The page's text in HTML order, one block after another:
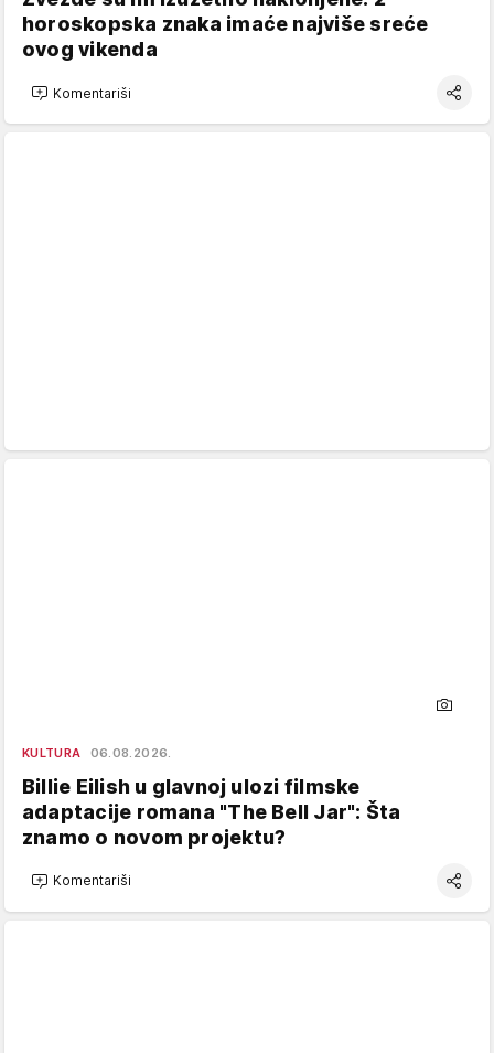
horoskopska znaka imaće najviše sreće
ovog vikenda
Komentariši
KULTURA 06.08.2026.
Billie Eilish u glavnoj ulozi filmske
adaptacije romana "The Bell Jar": Šta
znamo o novom projektu?
Komentariši